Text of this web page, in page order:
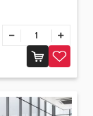
Շինարարական նրբատախտակ (ֆաներա) (4)